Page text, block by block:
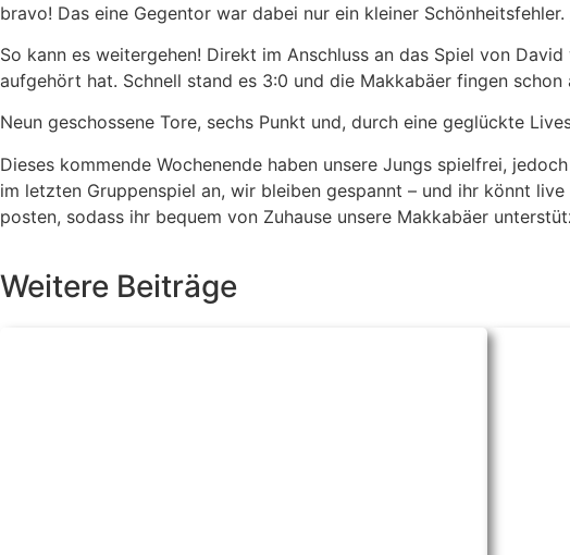
bravo! Das eine Gegentor war dabei nur ein kleiner
So kann es weitergehen! Direkt im Anschluss an das Spiel von
aufgehört hat. Schnell stand es 3:0 und die Makkabäer fingen
Neun geschossene Tore, sechs Punkt und, durch eine geglückte
Dieses kommende Wochenende haben unsere Jungs spielfrei,
im letzten Gruppenspiel an, wir bleiben gespannt – und ihr könnt
posten, sodass ihr bequem von Zuhause unsere Makkabäer
Weitere Beiträge